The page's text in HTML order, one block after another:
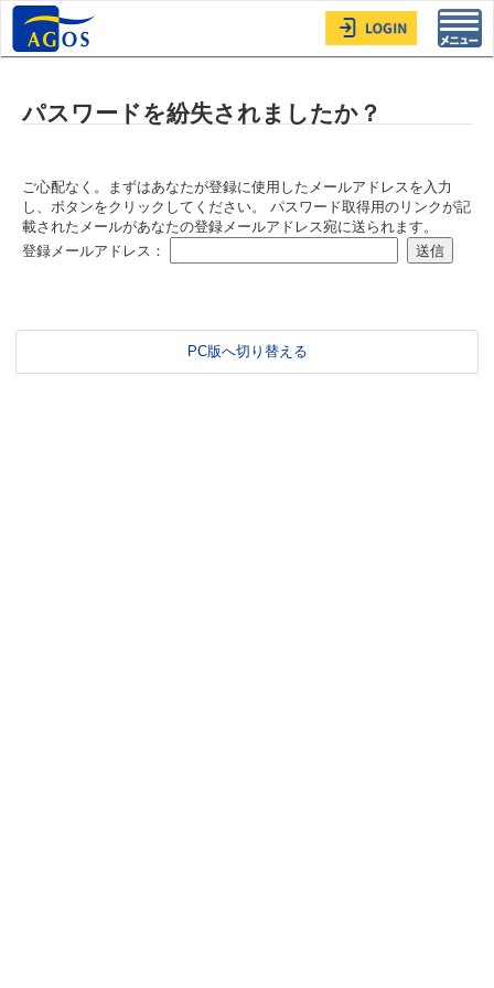
パスワードを紛失されましたか？
ご心配なく。まずはあなたが登録に使用したメールアドレスを入力
し、ボタンをクリックしてください。 パスワード取得用のリンクが記
載されたメールがあなたの登録メールアドレス宛に送られます。
登録メールアドレス：
PC版へ切り替える